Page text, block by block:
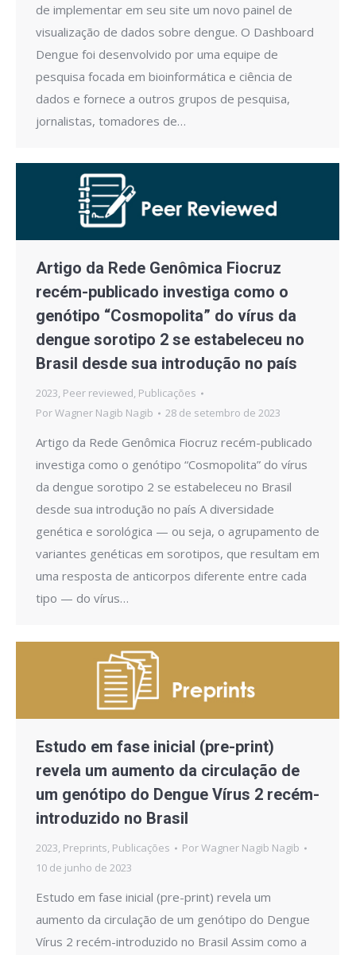
de implementar em seu site um novo painel de
visualização de dados sobre dengue. O Dashboard
Dengue foi desenvolvido por uma equipe de
pesquisa focada em bioinformática e ciência de
dados e fornece a outros grupos de pesquisa,
jornalistas, tomadores de…
Artigo da Rede Genômica Fiocruz
recém-publicado investiga como o
genótipo “Cosmopolita” do vírus da
dengue sorotipo 2 se estabeleceu no
Brasil desde sua introdução no país
2023, Peer reviewed, Publicações
PorWagner Nagib Nagib 28 de setembro de 2023
Artigo da Rede Genômica Fiocruz recém-publicado
investiga como o genótipo “Cosmopolita” do vírus
da dengue sorotipo 2 se estabeleceu no Brasil
desde sua introdução no país A diversidade
genética e sorológica — ou seja, o agrupamento de
variantes genéticas em sorotipos, que resultam em
uma resposta de anticorpos diferente entre cada
tipo — do vírus…
Estudo em fase inicial (pre-print)
revela um aumento da circulação de
um genótipo do Dengue Vírus 2 recém-
introduzido no Brasil
2023, Preprints, Publicações PorWagner Nagib Nagib
10 de junho de 2023
Estudo em fase inicial (pre-print) revela um
aumento da circulação de um genótipo do Dengue
Vírus 2 recém-introduzido no Brasil Assim como a